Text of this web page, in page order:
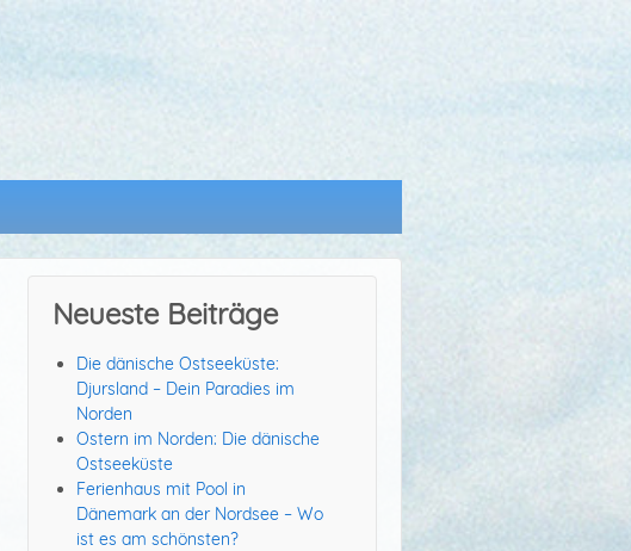
Neueste Beiträge
Die dänische Ostseeküste:
Djursland – Dein Paradies im
Norden
Ostern im Norden: Die dänische
Ostseeküste
Ferienhaus mit Pool in
Dänemark an der Nordsee – Wo
ist es am schönsten?